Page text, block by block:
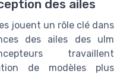
des ailes
jouent un rôle clé dans
des ailes des ulm
travaillent
de modèles plus